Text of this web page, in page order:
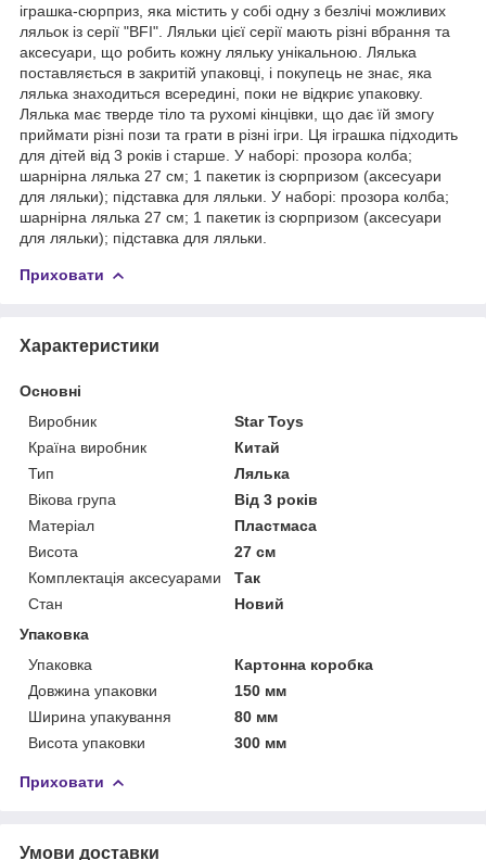
іграшка-сюрприз, яка містить у собі одну з безлічі можливих
ляльок із серії "BFI". Ляльки цієї серії мають різні вбрання та
аксесуари, що робить кожну ляльку унікальною. Лялька
поставляється в закритій упаковці, і покупець не знає, яка
лялька знаходиться всередині, поки не відкриє упаковку.
Лялька має тверде тіло та рухомі кінцівки, що дає їй змогу
приймати різні пози та грати в різні ігри. Ця іграшка підходить
для дітей від 3 років і старше. У наборі: прозора колба;
шарнірна лялька 27 см; 1 пакетик із сюрпризом (аксесуари
для ляльки); підставка для ляльки. У наборі: прозора колба;
шарнірна лялька 27 см; 1 пакетик із сюрпризом (аксесуари
для ляльки); підставка для ляльки.
Приховати
Характеристики
Основні
Виробник
Star Toys
Країна виробник
Китай
Тип
Лялька
Вікова група
Від 3 років
Матеріал
Пластмаса
Висота
27 см
Комплектація аксесуарами
Так
Стан
Новий
Упаковка
Упаковка
Картонна коробка
Довжина упаковки
150 мм
Ширина упакування
80 мм
Висота упаковки
300 мм
Приховати
Умови доставки